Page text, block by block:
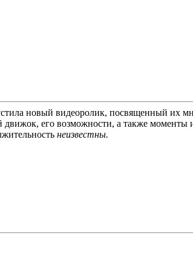
новый видеоролик, посвященный их
движок, его возможности, а также моменты
неизвестны.